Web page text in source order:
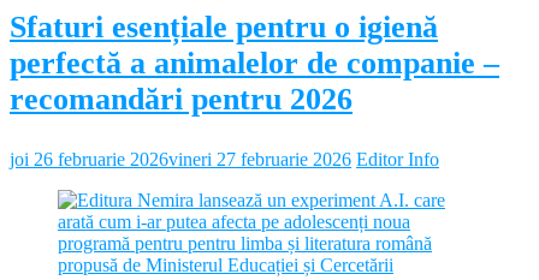
Sfaturi esențiale pentru o igienă
perfectă a animalelor de companie –
recomandări pentru 2026
joi 26 februarie 2026vineri 27 februarie 2026 Editor Info